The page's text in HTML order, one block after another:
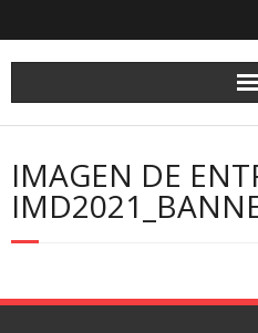
IMAGEN DE